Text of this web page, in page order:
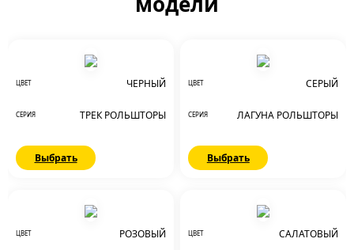
ЦВЕТ ЧЕРНЫЙ
СЕРИЯ ТРЕК РОЛЬШТОРЫ
Выбрать
ЦВЕТ СЕРЫЙ
СЕРИЯ ЛАГУНА РОЛЬШТОРЫ
Выбрать
ЦВЕТ РОЗОВЫЙ ЦВЕТ САЛАТОВЫЙ